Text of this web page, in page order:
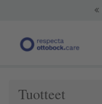
Tuotteet